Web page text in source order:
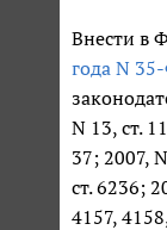
Внести в
года N
N 13, ст.
37; 2007,
ст. 6236;
4157,